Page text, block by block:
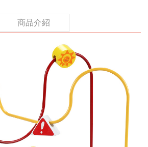
商品介紹